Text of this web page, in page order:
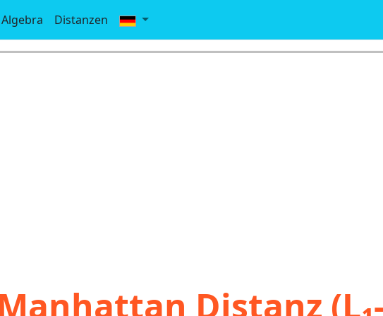
Algebra Distanzen
Manhattan Distanz